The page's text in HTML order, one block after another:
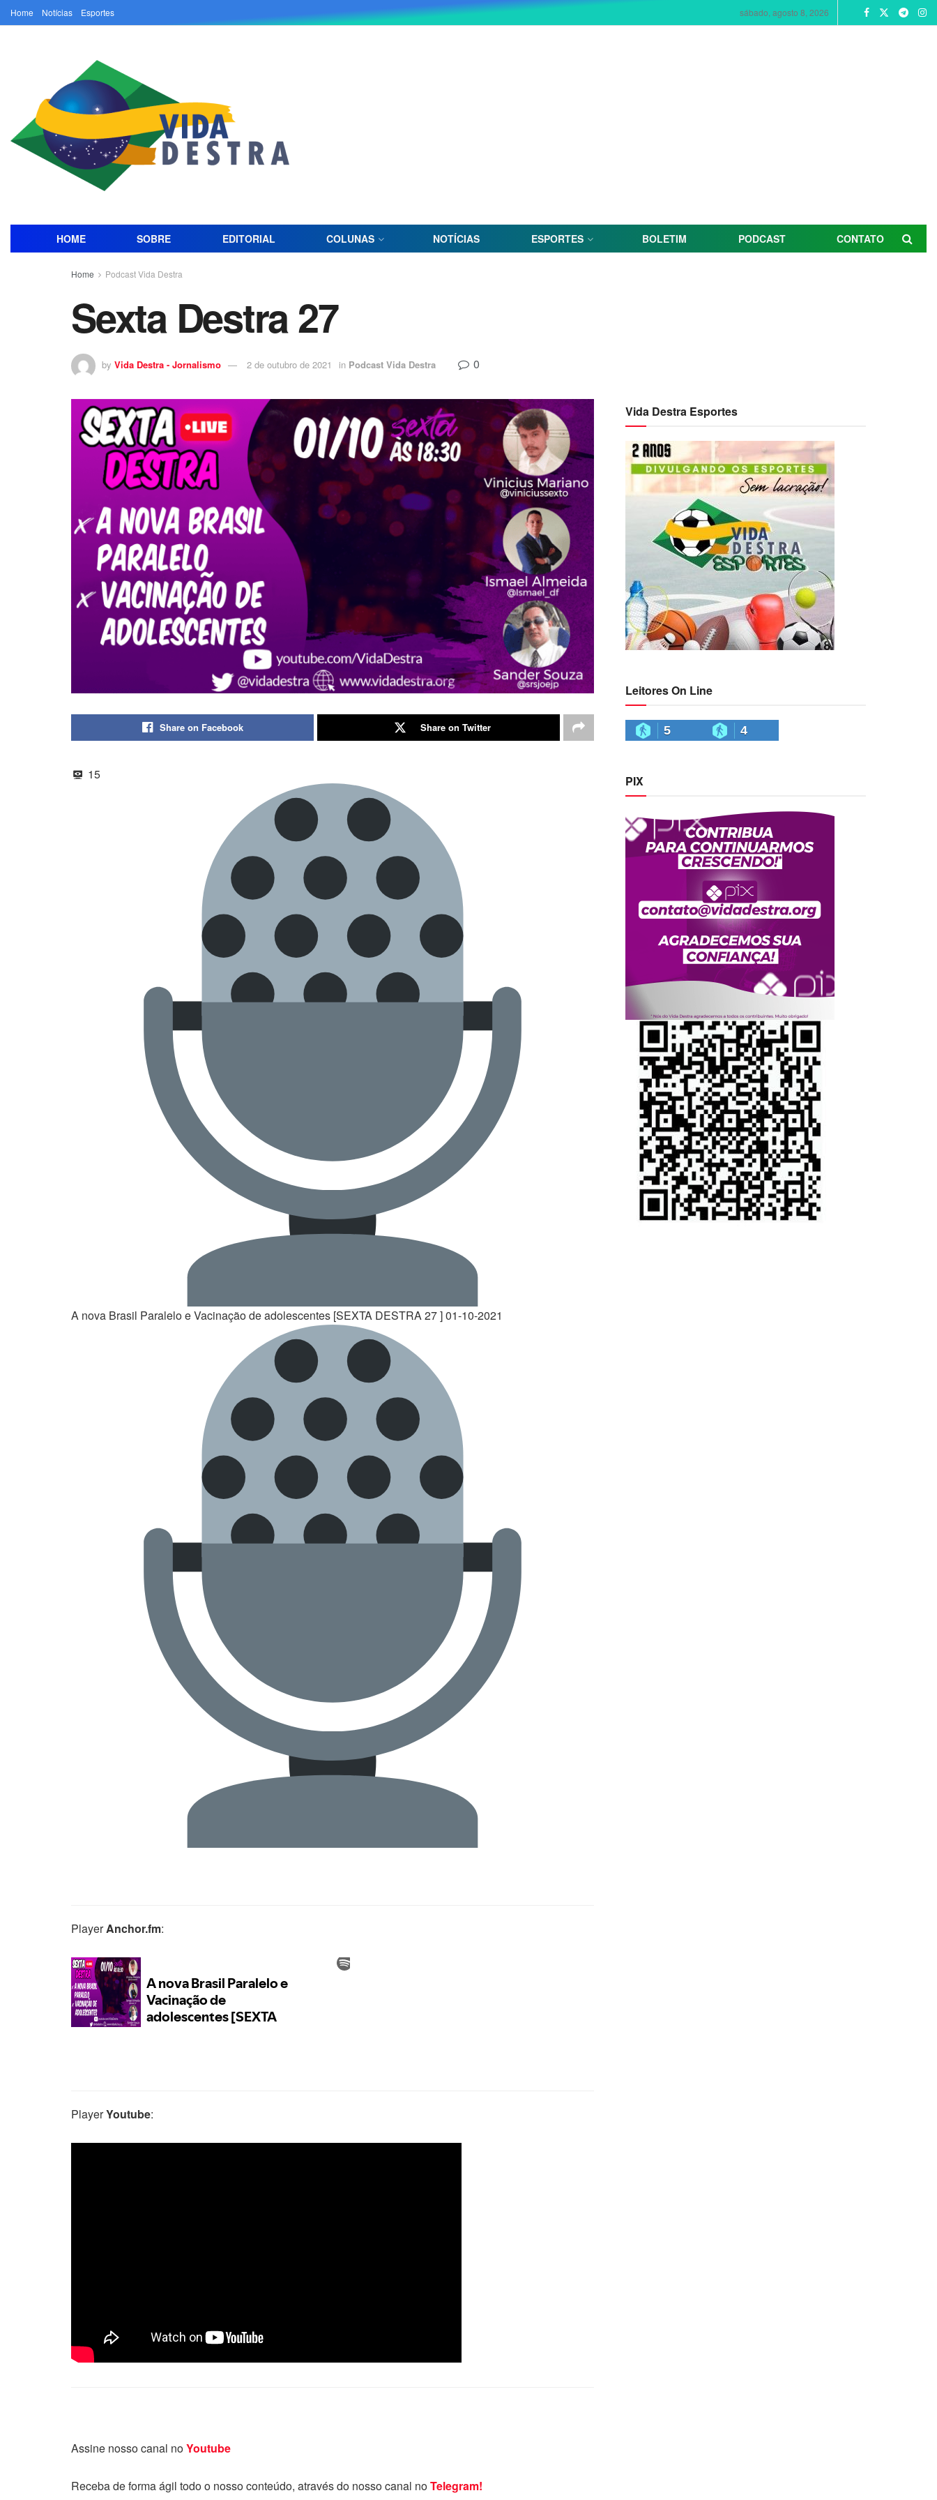
Home Notícias Esportes sábado, agosto 8, 2026
HOME SOBRE EDITORIAL COLUNAS NOTÍCIAS ESPORTES BOLETIM PODCAST CONTATO
Home Podcast Vida Destra
Sexta Destra 27
by Vida Destra - Jornalismo 2 de outubro de 2021 in Podcast Vida Destra 0
Share on Facebook Share on Twitter
15
A nova Brasil Paralelo e Vacinação de adolescentes [SEXTA DESTRA 27 ] 01-10-2021
PlayerAnchor.fm:
PlayerYoutube:
Assine nosso canal noYoutube
Receba de forma ágil todo o nosso conteúdo, através do nosso canal noTelegram!
Vida Destra Esportes
Leitores On Line
5 4
PIX